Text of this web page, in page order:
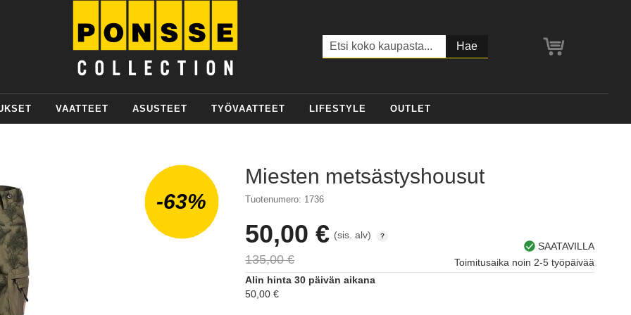
VAATTEET ASUSTEET TYÖVAATTEET LIFESTYLE OUTLET
Miesten metsästyshousut
Tuotenumero: 1736
Alkaen
50,00 € (sis. alv)
135,00 €
SAATAVILLA
Toimitusaika noin 2-5 työpäivää
Alin hinta 30 päivän aikana
50,00 €
-63%